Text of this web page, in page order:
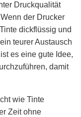
Druckqualität
der Drucker
dickflüssig und
teurer Austausch
es eine gute Idee,
damit
wie Tinte
Zeit ohne